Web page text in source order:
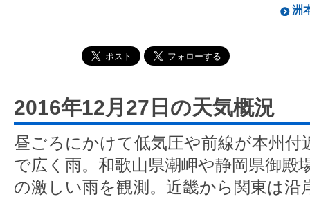
洲
2016年12月27日の天気概況
昼ごろにかけて低気圧や前線が本州付
で広く雨。和歌山県潮岬や静岡県御殿
の激しい雨を観測。近畿から関東は沿